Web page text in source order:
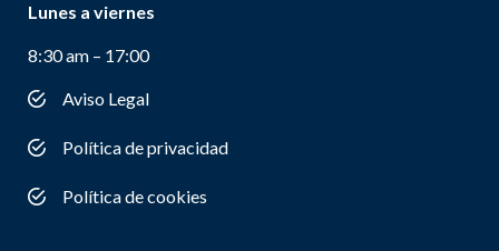
Lunes a viernes
8:30 am – 17:00
Aviso Legal
Política de privacidad
Política de cookies